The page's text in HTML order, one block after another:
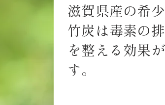
滋賀県産の希
竹炭は毒素の
を整える効果
す。